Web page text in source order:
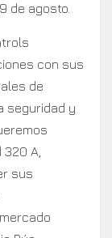
de agosto.
con sus
de
seguridad y
A,
sus